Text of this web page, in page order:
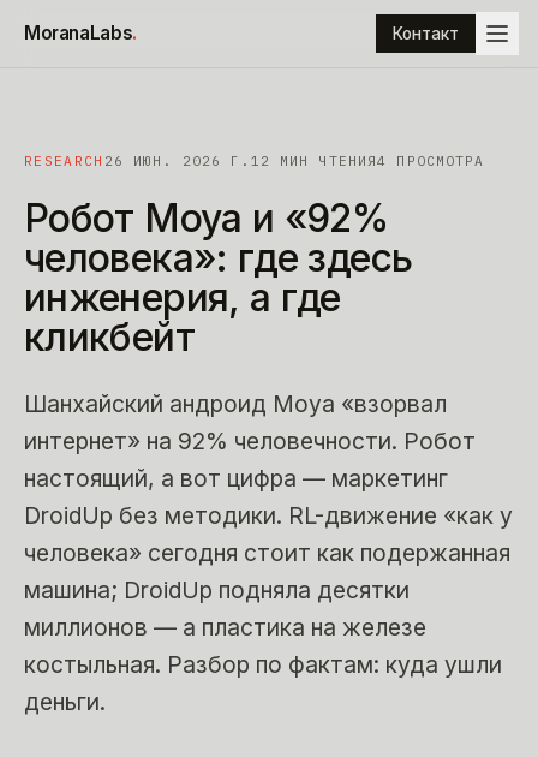
MoranaLabs. Контакт
RESEARCH 26 ИЮН. 2026 Г. 12 МИН ЧТЕНИЯ4 ПРОСМОТРА
Робот Moya и «92%
человека»: где здесь
инженерия, а где
кликбейт
Шанхайский андроид Moya «взорвал
интернет» на 92% человечности. Робот
настоящий, а вот цифра — маркетинг
DroidUp без методики. RL-движение «как у
человека» сегодня стоит как подержанная
машина; DroidUp подняла десятки
миллионов — а пластика на железе
костыльная. Разбор по фактам: куда ушли
деньги.